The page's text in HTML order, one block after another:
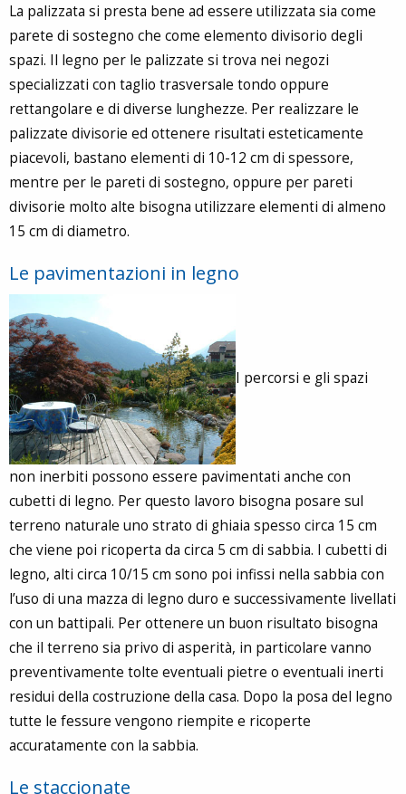
La palizzata si presta bene ad essere utilizzata sia come
parete di sostegno che come elemento divisorio degli
spazi. Il legno per le palizzate si trova nei negozi
specializzati con taglio trasversale tondo oppure
rettangolare e di diverse lunghezze. Per realizzare le
palizzate divisorie ed ottenere risultati esteticamente
piacevoli, bastano elementi di 10-12 cm di spessore,
mentre per le pareti di sostegno, oppure per pareti
divisorie molto alte bisogna utilizzare elementi di almeno
15 cm di diametro.
Le pavimentazioni in legno
I percorsi e gli spazi
non inerbiti possono essere pavimentati anche con
cubetti di legno. Per questo lavoro bisogna posare sul
terreno naturale uno strato di ghiaia spesso circa 15 cm
che viene poi ricoperta da circa 5 cm di sabbia. I cubetti di
legno, alti circa 10/15 cm sono poi infissi nella sabbia con
l’uso di una mazza di legno duro e successivamente livellati
con un battipali. Per ottenere un buon risultato bisogna
che il terreno sia privo di asperità, in particolare vanno
preventivamente tolte eventuali pietre o eventuali inerti
residui della costruzione della casa. Dopo la posa del legno
tutte le fessure vengono riempite e ricoperte
accuratamente con la sabbia.
Le staccionate